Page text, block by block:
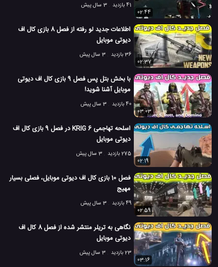
41 بازدید
3 سال پیش
02:44
اطلاعات جدید لو رفته از فصل 8 بازی کال اف
دیوتی موبایل
36 بازدید
3 سال پیش
02:37
با بخش بتل پس فصل 9 بازی کال اف دیوتی
موبایل آشنا شوید!
40 بازدید
3 سال پیش
03:03
اسلحه تهاجمی KRIG 6 در فصل 9 بازی کال اف
دیوتی موبایل
275 بازدید
3 سال پیش
02:19
فصل 10 بازی کال اف دیوتی موبایل، فصلی بسیار
مهیج
49 بازدید
3 سال پیش
02:59
نگاهی به تریلر منتشر شده از فصل 8 کال اف
دیوتی موبایل
23 بازدید
3 سال پیش
03:16